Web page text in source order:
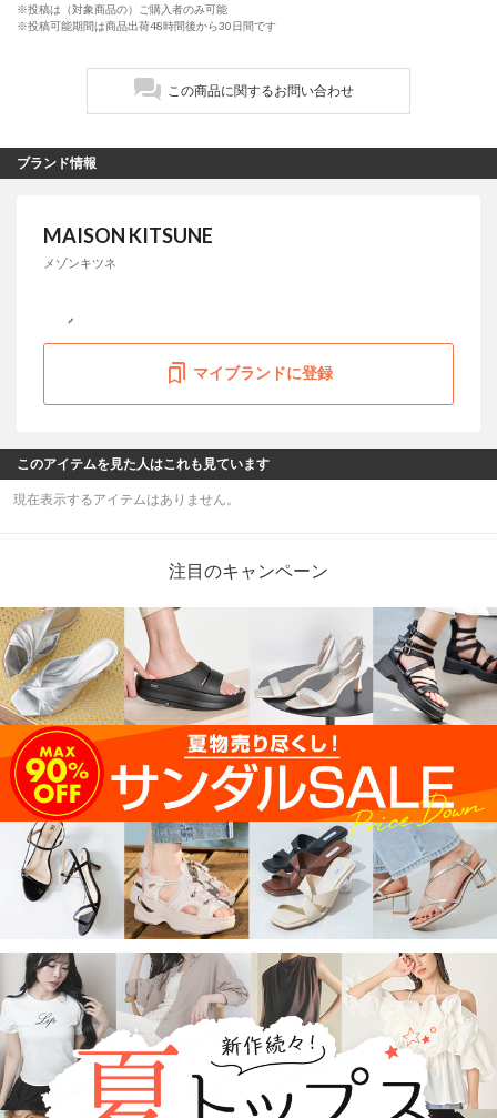
※投稿は（対象商品の）ご購入者のみ可能
※投稿可能期間は商品出荷48時間後から30日間です
この商品に関するお問い合わせ
ブランド情報
MAISON KITSUNE
メゾンキツネ
マイブランドに登録
このアイテムを見た人はこれも見ています
現在表示するアイテムはありません。
注目のキャンペーン